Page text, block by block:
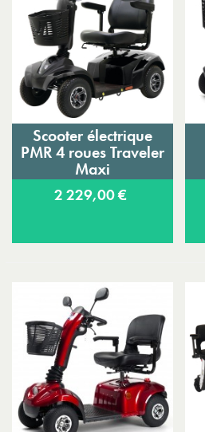
Scooter électrique
PMR 4 roues Traveler
Maxi
2 229,00 €